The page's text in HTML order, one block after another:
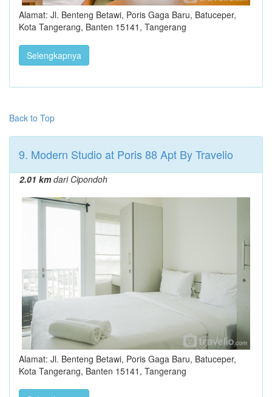
Alamat: Jl. Benteng Betawi, Poris Gaga Baru, Batuceper,
Kota Tangerang, Banten 15141, Tangerang
Selengkapnya
Back to Top
9. Modern Studio at Poris 88 Apt By Travelio
2.01 kmdari Cipondoh
Alamat: Jl. Benteng Betawi, Poris Gaga Baru, Batuceper,
Kota Tangerang, Banten 15141, Tangerang